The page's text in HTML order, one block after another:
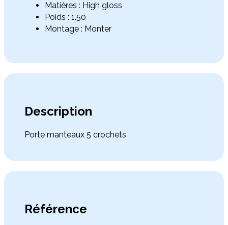
Matières : High gloss
Poids : 1.50
Montage : Monter
Description
Porte manteaux 5 crochets
Référence